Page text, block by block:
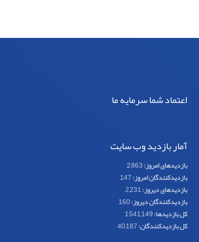
اعتماد شما سرمایه ما
آمار بازدید وب سایت
بازدیدهای امروز:2,863
بازدیدکنندگان امروز:147
بازدیدهای دیروز:2,231
بازدیدکنندگان دیروز:160
کل بازدیدها:1,541,149
کل بازدیدکنند‌گان:40,187